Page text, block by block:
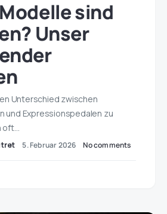
sind
Unser
Unterschied zwischen
und Expressionspedalen zu
oft…
5. Februar 2026 No comments